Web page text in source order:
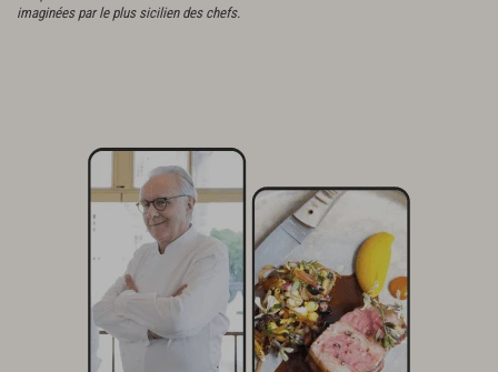
imaginées par le plus sicilien des chefs.